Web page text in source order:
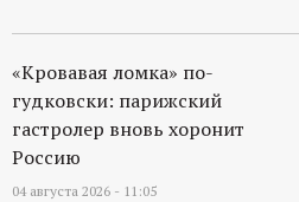
«Кровавая ломка» по-
гудковски: парижский
гастролер вновь хоронит
Россию
04 августа 2026 - 11:05